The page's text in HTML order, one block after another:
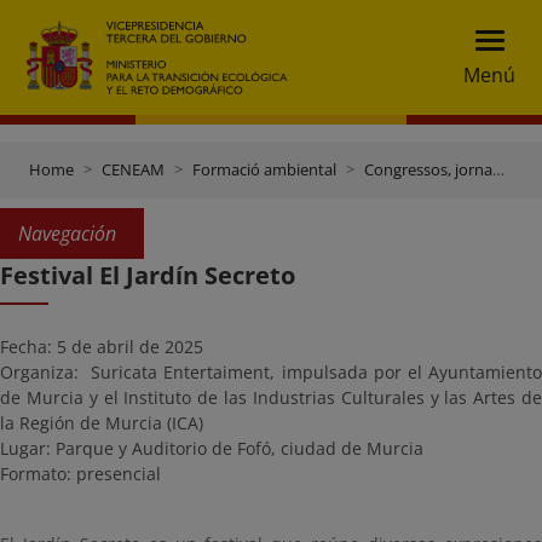
Menú
Home CENEAM Formació ambiental Congressos, jornades i altres esdeveniments
Navegación
Festival El Jardín Secreto
Fecha: 5 de abril de 2025
Organiza: Suricata Entertaiment, impulsada por el Ayuntamiento
de Murcia y el Instituto de las Industrias Culturales y las Artes de
la Región de Murcia (ICA)
Lugar: Parque y Auditorio de Fofó, ciudad de Murcia
Formato: presencial